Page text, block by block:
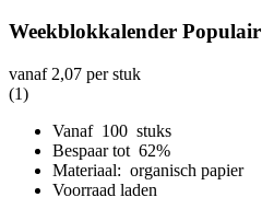
Weekblokkalender Populair
vanaf 2,07 per stuk
(1)
Vanaf 100 stuks
Bespaar tot 62%
Materiaal: organisch papier
Voorraad laden